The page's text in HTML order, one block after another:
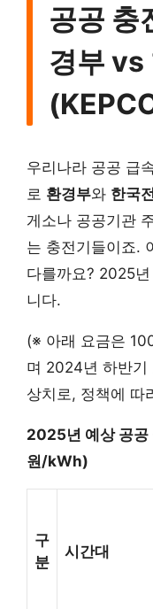
공공 충
경부 vs
우리나라 공공 급
로 환경부와 한국
게소나 공공기관
는 충전기들이죠.
다를까요? 2025
니다.
(※ 아래 요금은
며 2024년 하반기
상치로, 정책에 따
2025년 예상 공공
원/kWh)
구
분
시간대